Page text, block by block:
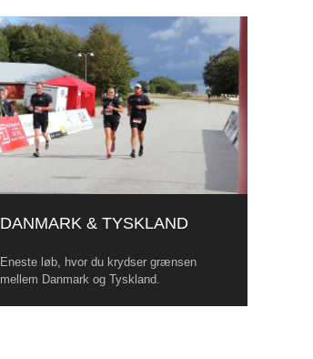
DANMARK & TYSKLAND
Eneste løb, hvor du krydser grænsen
mellem Danmark og Tyskland.